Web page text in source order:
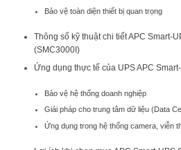
Bảo vệ toàn diện thiết bị quan trọng
Thông số kỹ thuật chi tiết APC Smart-
(SMC3000I)
Ứng dụng thực tế của UPS APC
Bảo vệ hệ thống doanh nghiệp
Giải pháp cho trung tâm dữ liệu (Data
Ứng dụng trong hệ thống camera, viễn